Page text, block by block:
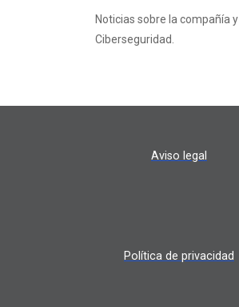
Noticias sobre la compañía y
Ciberseguridad.
Aviso legal
Política de privacidad